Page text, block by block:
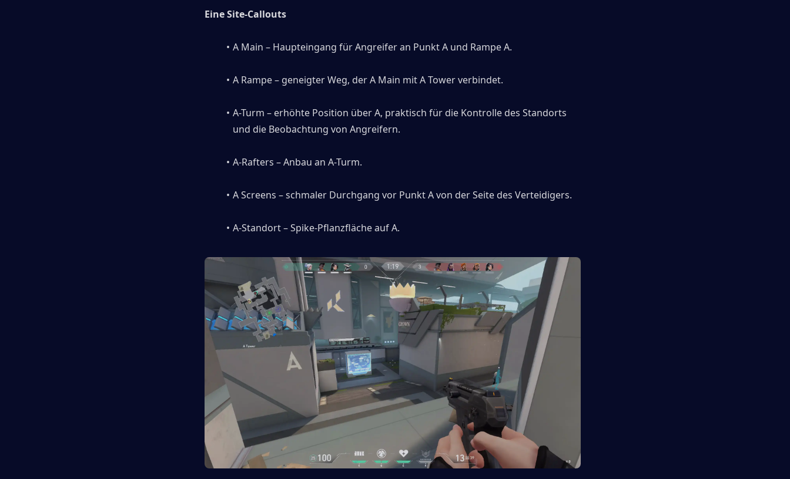
Eine Site-Callouts
A Main – Haupteingang für Angreifer an Punkt A und Rampe A.
A Rampe – geneigter Weg, der A Main mit A Tower verbindet.
A-Turm – erhöhte Position über A, praktisch für die Kontrolle des Standorts
und die Beobachtung von Angreifern.
A-Rafters – Anbau an A-Turm.
A Screens – schmaler Durchgang vor Punkt A von der Seite des Verteidigers.
A-Standort – Spike-Pflanzfläche auf A.